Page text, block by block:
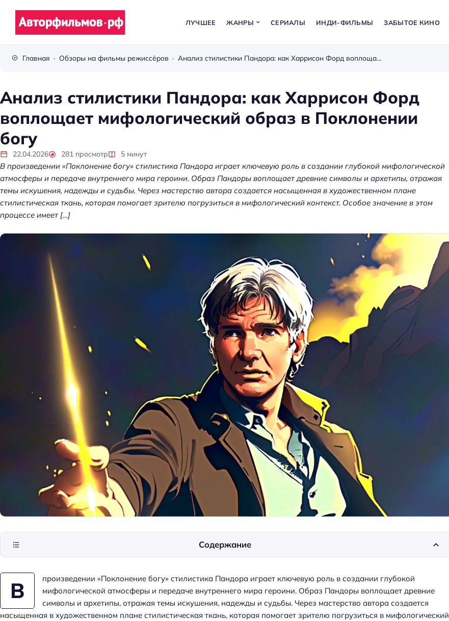
о
к
и
н
о
ЛУЧШЕЕ ЖАНРЫ СЕРИАЛЫ ИНДИ-ФИЛЬМЫ ЗАБЫТОЕ КИНО
Главная Обзоры на фильмы режиссёров Анализ стилистики Пандора: как Харрисон Форд воплощает мифологический образ в Поклонении богу
Анализ стилистики Пандора: как Харрисон Форд
воплощает мифологический образ в Поклонении
богу
22.04.2026 281 просмотр 5 минут
В произведении «Поклонение богу» стилистика Пандора играет ключевую роль в создании глубокой мифологической
атмосферы и передаче внутреннего мира героини. Образ Пандоры воплощает древние символы и архетипы, отражая
темы искушения, надежды и судьбы. Через мастерство автора создается насыщенная в художественном плане
стилистическая ткань, которая помогает зрителю погрузиться в мифологический контекст. Особое значение в этом
процессе имеет […]
В
произведении «Поклонение богу» стилистика Пандора играет ключевую роль в создании глубокой
мифологической атмосферы и передаче внутреннего мира героини. Образ Пандоры воплощает древние
символы и архетипы, отражая темы искушения, надежды и судьбы. Через мастерство автора создается
насыщенная в художественном плане стилистическая ткань, которая помогает зрителю погрузиться в мифологический
Содержание
Kubernetes без хаоса: как
платформа управления
цифровым сервисам работать
тач-панели: как выбрать и не
ошибиться